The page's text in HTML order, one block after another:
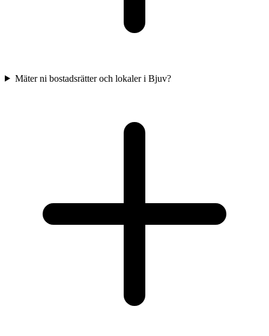
Mäter ni bostadsrätter och lokaler i Bjuv?